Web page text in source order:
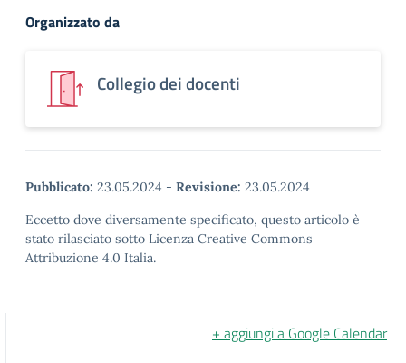
Organizzato da
Collegio dei docenti
Pubblicato: 23.05.2024 - Revisione: 23.05.2024
Eccetto dove diversamente specificato, questo articolo è
stato rilasciato sotto Licenza Creative Commons
Attribuzione 4.0 Italia.
+ aggiungi a Google Calendar